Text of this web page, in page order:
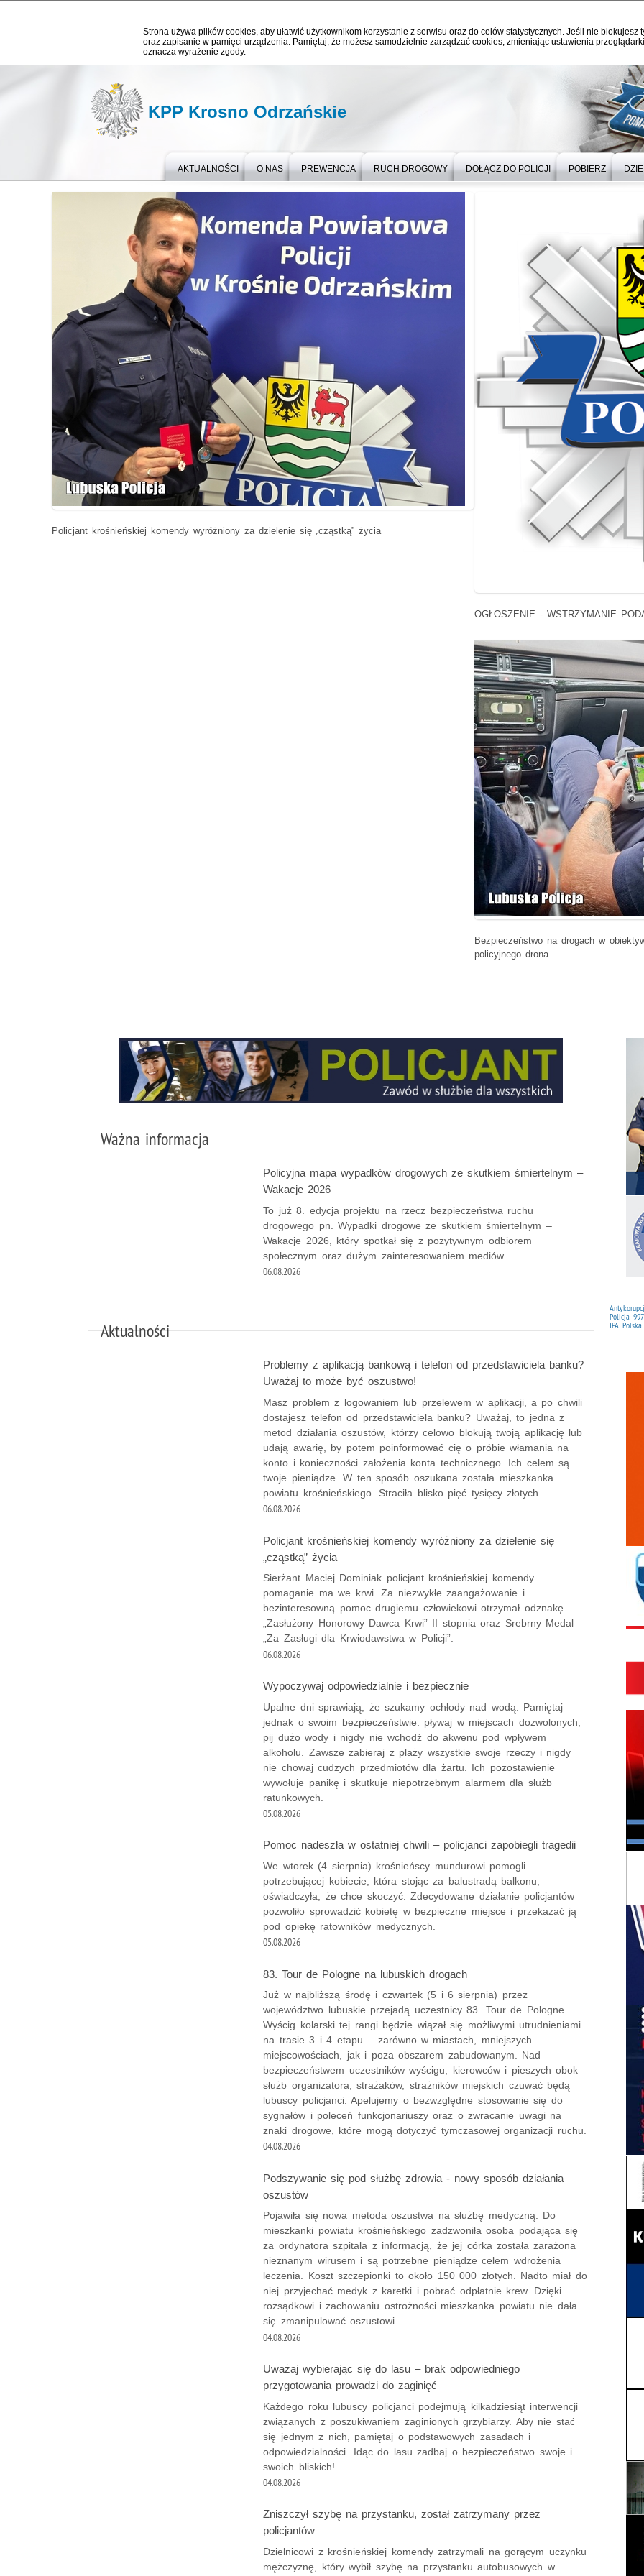
Strona używa plików cookies, aby ułatwić użytkownikom korzystanie z serwisu oraz do celów statystycznych. Jeśli nie blokujesz
oraz zapisanie w pamięci urządzenia. Pamiętaj, że możesz samodzielnie zarządzać cookies, zmieniając ustawienia
oznacza wyrażenie zgody.
KPP Krosno Odrzańskie
AKTUALNOŚCI O NAS PREWENCJA RUCH DROGOWY DOŁĄCZ DO POLICJI POBIERZ
Ważne informacje
Policjant krośnieńskiej komendy wyróżniony za dzielenie się „cząstką” życia
OGŁOSZENIE - WSTRZYMANIE
Bezpieczeństwo na drogach w
policyjnego drona
Ważna informacja
Policyjna mapa wypadków drogowych ze skutkiem śmiertelnym –
Wakacje 2026
To już 8. edycja projektu na rzecz bezpieczeństwa ruchu
drogowego pn. Wypadki drogowe ze skutkiem śmiertelnym –
Wakacje 2026, który spotkał się z pozytywnym odbiorem
społecznym oraz dużym zainteresowaniem mediów.
06.08.2026
Aktualności
Problemy z aplikacją bankową i telefon od przedstawiciela banku?
Uważaj to może być oszustwo!
Masz problem z logowaniem lub przelewem w aplikacji, a po chwili
dostajesz telefon od przedstawiciela banku? Uważaj, to jedna z
metod działania oszustów, którzy celowo blokują twoją aplikację lub
udają awarię, by potem poinformować cię o próbie włamania na
konto i konieczności założenia konta technicznego. Ich celem są
twoje pieniądze. W ten sposób oszukana została mieszkanka
powiatu krośnieńskiego. Straciła blisko pięć tysięcy złotych.
06.08.2026
Policjant krośnieńskiej komendy wyróżniony za dzielenie się
„cząstką” życia
Sierżant Maciej Dominiak policjant krośnieńskiej komendy
pomaganie ma we krwi. Za niezwykłe zaangażowanie i
bezinteresowną pomoc drugiemu człowiekowi otrzymał odznakę
„Zasłużony Honorowy Dawca Krwi” II stopnia oraz Srebrny Medal
„Za Zasługi dla Krwiodawstwa w Policji”.
06.08.2026
Wypoczywaj odpowiedzialnie i bezpiecznie
Upalne dni sprawiają, że szukamy ochłody nad wodą. Pamiętaj
jednak o swoim bezpieczeństwie: pływaj w miejscach dozwolonych,
pij dużo wody i nigdy nie wchodź do akwenu pod wpływem
alkoholu. Zawsze zabieraj z plaży wszystkie swoje rzeczy i nigdy
nie chowaj cudzych przedmiotów dla żartu. Ich pozostawienie
wywołuje panikę i skutkuje niepotrzebnym alarmem dla służb
ratunkowych.
05.08.2026
Pomoc nadeszła w ostatniej chwili – policjanci zapobiegli tragedii
We wtorek (4 sierpnia) krośnieńscy mundurowi pomogli
potrzebującej kobiecie, która stojąc za balustradą balkonu,
oświadczyła, że chce skoczyć. Zdecydowane działanie policjantów
pozwoliło sprowadzić kobietę w bezpieczne miejsce i przekazać ją
pod opiekę ratowników medycznych.
05.08.2026
83. Tour de Pologne na lubuskich drogach
Już w najbliższą środę i czwartek (5 i 6 sierpnia) przez
województwo lubuskie przejadą uczestnicy 83. Tour de Pologne.
Wyścig kolarski tej rangi będzie wiązał się możliwymi utrudnieniami
na trasie 3 i 4 etapu – zarówno w miastach, mniejszych
miejscowościach, jak i poza obszarem zabudowanym. Nad
bezpieczeństwem uczestników wyścigu, kierowców i pieszych obok
służb organizatora, strażaków, strażników miejskich czuwać będą
lubuscy policjanci. Apelujemy o bezwzględne stosowanie się do
sygnałów i poleceń funkcjonariuszy oraz o zwracanie uwagi na
znaki drogowe, które mogą dotyczyć tymczasowej organizacji ruchu.
04.08.2026
Podszywanie się pod służbę zdrowia - nowy sposób działania
oszustów
Pojawiła się nowa metoda oszustwa na służbę medyczną. Do
mieszkanki powiatu krośnieńskiego zadzwoniła osoba podająca się
za ordynatora szpitala z informacją, że jej córka została zarażona
nieznanym wirusem i są potrzebne pieniądze celem wdrożenia
leczenia. Koszt szczepionki to około 150 000 złotych. Nadto miał do
niej przyjechać medyk z karetki i pobrać odpłatnie krew. Dzięki
rozsądkowi i zachowaniu ostrożności mieszkanka powiatu nie dała
się zmanipulować oszustowi.
04.08.2026
Uważaj wybierając się do lasu – brak odpowiedniego
przygotowania prowadzi do zaginięć
Każdego roku lubuscy policjanci podejmują kilkadziesiąt interwencji
związanych z poszukiwaniem zaginionych grzybiarzy. Aby nie stać
się jednym z nich, pamiętaj o podstawowych zasadach i
odpowiedzialności. Idąc do lasu zadbaj o bezpieczeństwo swoje i
swoich bliskich!
04.08.2026
Zniszczył szybę na przystanku, został zatrzymany przez
policjantów
Dzielnicowi z krośnieńskiej komendy zatrzymali na gorącym uczynku
mężczyznę, który wybił szybę na przystanku autobusowych w
Policja 997
IPA Polska